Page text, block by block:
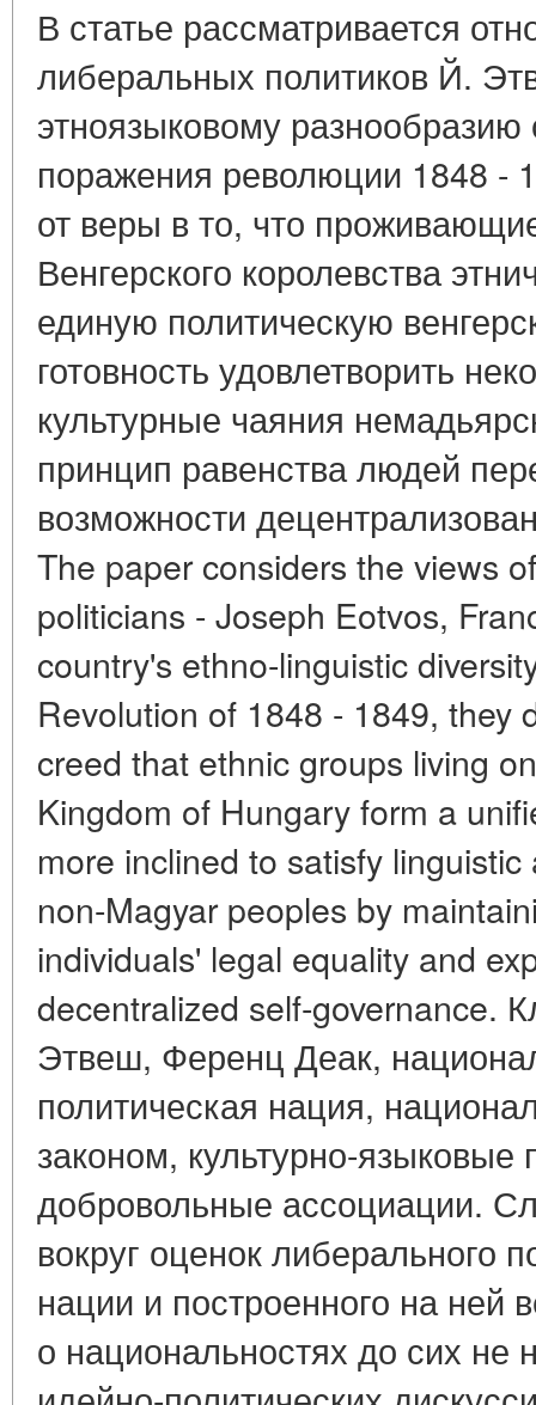
В статье рассматривается
либеральных политиков Й.
этноязыковому
поражения революции 1848 -
от веры в то, что
Венгерского королевства
единую политическую
готовность удовлетворить
культурные чаяния
принцип равенства людей
возможности
The paper considers the views
politicians - Joseph Eotvos,
country's ethno-linguistic
Revolution of 1848 - 1849, they
creed that ethnic groups living
Kingdom of Hungary form a
more inclined to satisfy
non-Magyar peoples by
individuals' legal equality and
decentralized self-
Этвеш, Ференц Деак,
политическая нация,
законом, культурно-языковые
добровольные ассоциации.
вокруг оценок либерального
нации и построенного на ней
о национальностях до сих не